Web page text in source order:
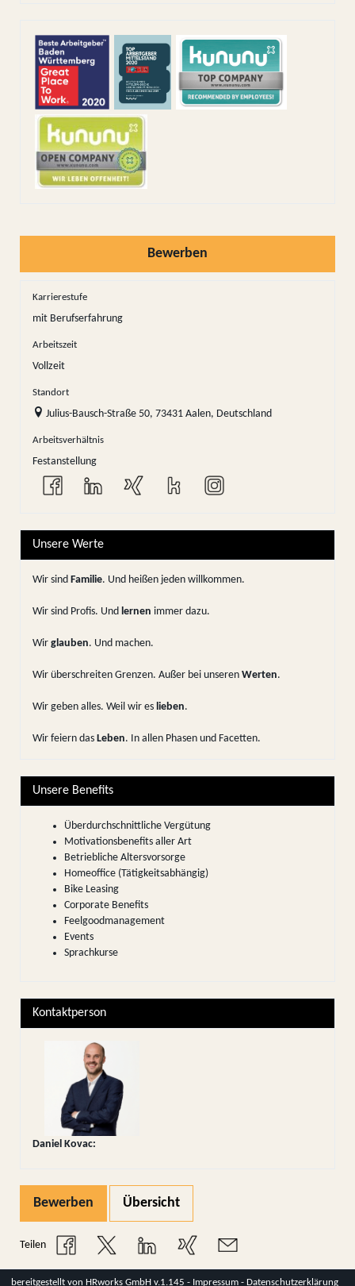
Bewerben
Karrierestufe
mit Berufserfahrung
Arbeitszeit
Vollzeit
Standort
Julius-Bausch-Straße 50, 73431 Aalen, Deutschland
Arbeitsverhältnis
Festanstellung
Unsere Werte
Wir sind Familie. Und heißen jeden willkommen.
Wir sind Profis. Und lernen immer dazu.
Wir glauben. Und machen.
Wir überschreiten Grenzen. Außer bei unseren Werten.
Wir geben alles. Weil wir es lieben.
Wir feiern das Leben. In allen Phasen und Facetten.
Unsere Benefits
Überdurchschnittliche Vergütung
Motivationsbenefits aller Art
Betriebliche Altersvorsorge
Homeoffice (Tätigkeitsabhängig)
Bike Leasing
Corporate Benefits
Feelgoodmanagement
Events
Sprachkurse
Kontaktperson
Daniel Kovac:
Bewerben Übersicht
Teilen
bereitgestellt von HRworks GmbH v.1.145 - Impressum - Datenschutzerklärung